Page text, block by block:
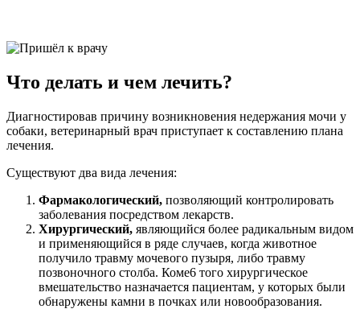
Что делать и чем лечить?
Диагностировав причину возникновения недержания мочи у
собаки, ветеринарный врач приступает к составлению плана
лечения.
Существуют два вида лечения:
Фармакологический, позволяющий контролировать
заболевания посредством лекарств.
Хирургический, являющийся более радикальным видом
и применяющийся в ряде случаев, когда животное
получило травму мочевого пузыря, либо травму
позвоночного столба. Коме6 того хирургическое
вмешательство назначается пациентам, у которых были
обнаружены камни в почках или новообразования.